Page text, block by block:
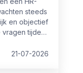
steeds
en objectief
tijdens
toe.
21-07-2026